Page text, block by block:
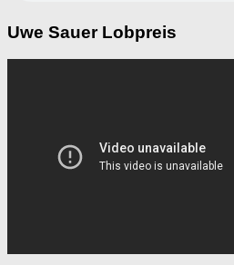
Uwe Sauer Lobpreis